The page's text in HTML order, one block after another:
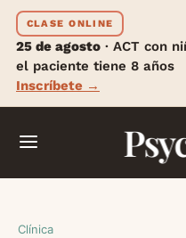
CLASE ONLINE
25 de agosto · ACT con
el paciente tiene 8 años
Inscríbete →
Clínica